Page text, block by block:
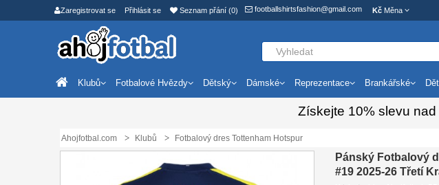
Zaregistrovat se Přihlásit se Seznam přání (0) footballshirtsfashion@gmail.com Kč Měna
Klubů Fotbalové Hvězdy Dětský Dámské Reprezentace Brankářské
Získejte 10%slevu nad
Ahojfotbal.com Klubů Fotbalový dres Tottenham Hotspur
Pánský Fotbalový
#19 2025-26 Třetí